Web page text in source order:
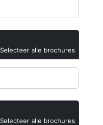
Selecteer alle brochures
Selecteer alle brochures